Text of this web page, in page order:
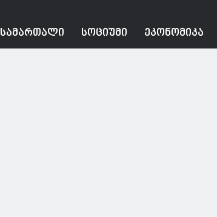
ᲡᲐᲛᲐᲠᲗᲐᲚᲘ ᲡᲝᲪᲘᲣᲛᲘ ᲔᲙᲝᲜᲝᲛᲘᲙᲐ